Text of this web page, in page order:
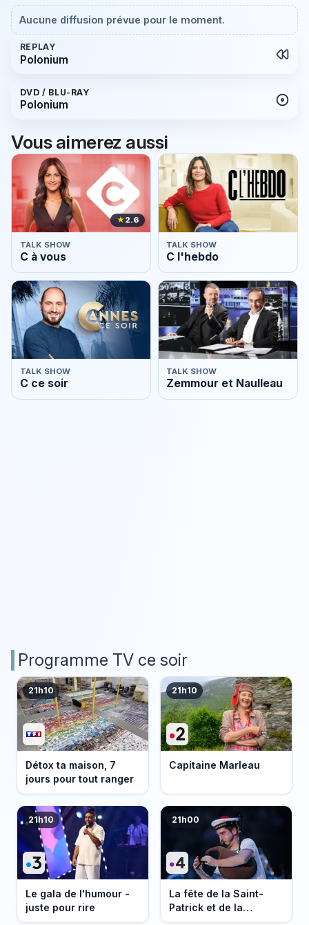
Aucune diffusion prévue pour le moment.
REPLAY
Polonium
DVD / BLU-RAY
Polonium
Vous aimerez aussi
★2.6
TALK SHOW
C à vous
TALK SHOW
C l'hebdo
TALK SHOW
C ce soir
TALK SHOW
Zemmour et Naulleau
Programme TV ce soir
21h10
Détox ta maison, 7
jours pour tout ranger
21h10
Capitaine Marleau
21h10
Le gala de l'humour -
juste pour rire
21h00
La fête de la Saint-
Patrick et de la
Bretagne